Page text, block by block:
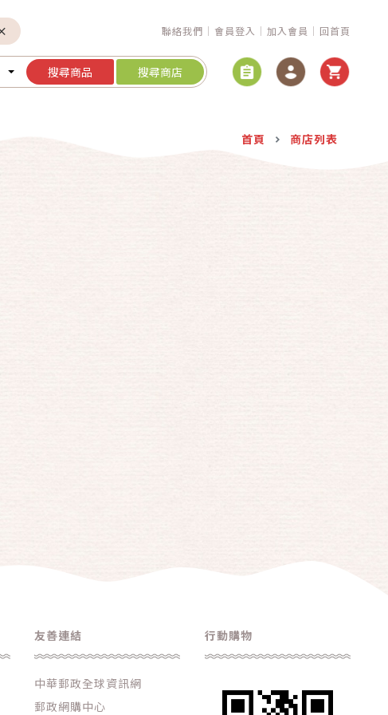
聯絡我們 會員登入 加入會員 回首頁
搜尋商品 搜尋商店
首頁 商店列表
友善連結
中華郵政全球資訊網
郵政網購中心
行動購物